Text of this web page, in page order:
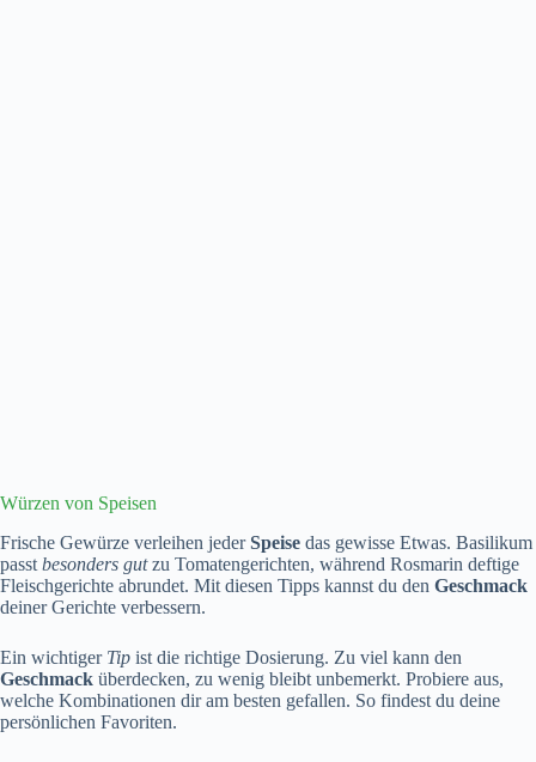
Würzen von Speisen
Frische Gewürze verleihen jederSpeise das gewisse Etwas. Basilikum
passt besonders gutzu Tomatengerichten, während Rosmarin deftige
Fleischgerichte abrundet. Mit diesen Tipps kannst du den Geschmack
deiner Gerichte verbessern.
Ein wichtiger Tip ist die richtige Dosierung. Zu viel kann den
Geschmack überdecken, zu wenig bleibt unbemerkt. Probiere aus,
welche Kombinationen dir am besten gefallen. So findest du deine
persönlichen Favoriten.